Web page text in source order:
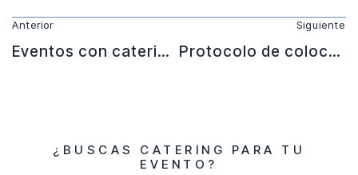
Anterior
Eventos con catering con productos de temporada
Siguiente
Protocolo de colocación de la mesa
¿BUSCAS CATERING PARA TU
EVENTO?